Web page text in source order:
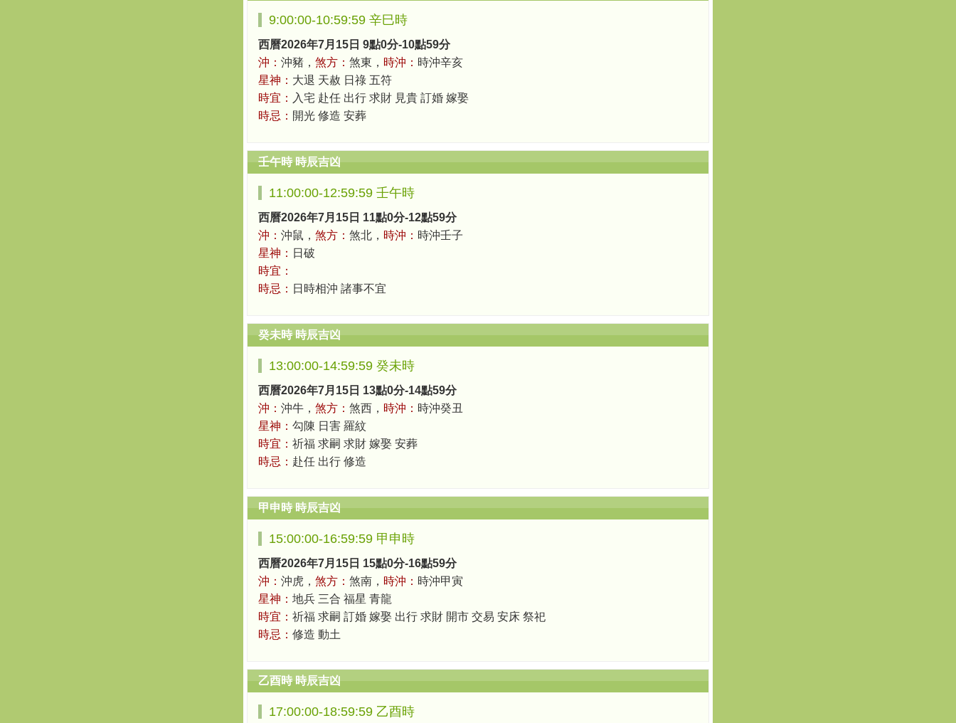
9:00:00-10:59:59 辛巳時
西曆2026年7月15日 9點0分-10點59分
沖： 沖豬， 煞方： 煞東， 時沖： 時沖辛亥
星神： 大退 天赦 日祿 五符
時宜： 入宅 赴任 出行 求財 見貴 訂婚 嫁娶
時忌： 開光 修造 安葬
壬午時 時辰吉凶
11:00:00-12:59:59 壬午時
西曆2026年7月15日 11點0分-12點59分
沖： 沖鼠， 煞方： 煞北， 時沖： 時沖壬子
星神： 日破
時宜：
時忌： 日時相沖 諸事不宜
癸未時 時辰吉凶
13:00:00-14:59:59 癸未時
西曆2026年7月15日 13點0分-14點59分
沖： 沖牛， 煞方： 煞西， 時沖： 時沖癸丑
星神： 勾陳 日害 羅紋
時宜： 祈福 求嗣 求財 嫁娶 安葬
時忌： 赴任 出行 修造
甲申時 時辰吉凶
15:00:00-16:59:59 甲申時
西曆2026年7月15日 15點0分-16點59分
沖： 沖虎， 煞方： 煞南， 時沖： 時沖甲寅
星神： 地兵 三合 福星 青龍
時宜： 祈福 求嗣 訂婚 嫁娶 出行 求財 開市 交易 安床 祭祀
時忌： 修造 動土
乙酉時 時辰吉凶
17:00:00-18:59:59 乙酉時